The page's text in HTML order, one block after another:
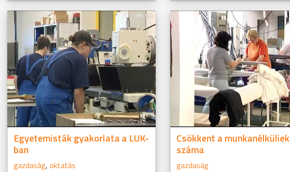
Egyetemisták gyakorlata a LUK-
ban
gazdaság, oktatás
Csökkent a munkanélküliek
száma
gazdaság